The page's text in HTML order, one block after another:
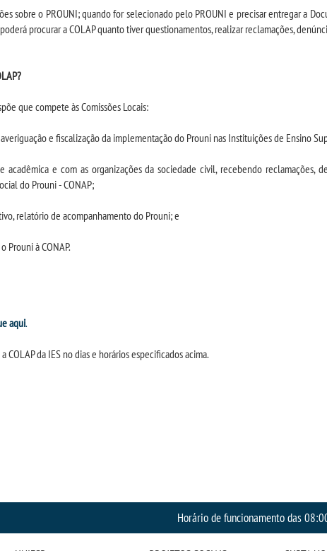
sobre o PROUNI; quando for selecionado pelo PROUNI e precisar entregar a
procurar a COLAP quanto tiver questionamentos, realizar reclamações,
que compete às Comissões Locais:
e fiscalização da implementação do Prouni nas Instituições de Ensino
e com as organizações da sociedade civil, recebendo reclamações,
do Prouni - CONAP;
relatório de acompanhamento do Prouni; e
Prouni à CONAP.
aqui.
COLAP da IES no dias e horários especificados acima.
Horário de funcionamento das